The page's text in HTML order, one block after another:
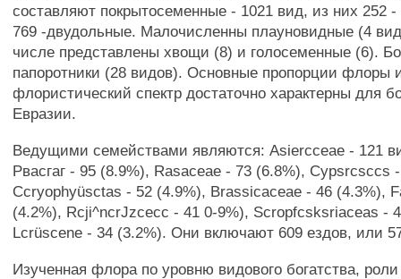
составляют покрытосеменные - 1021 вид, из них 252
769 -двудольные. Малочисленны плауновидные (4
числе представлены хвощи (8) и голосеменные (6).
папоротники (28 видов). Основные пропорции флоры
флористический спектр достаточно характерны для
Евразии.
Ведущими семействами являются: Asiercceae - 121
Рвасгаг - 95 (8.9%), Rasaceae - 73 (6.8%), Cypsrcsccs
Ccryophyüsctas - 52 (4.9%), Brassicaceae - 46 (4.3%),
(4.2%), Rcji^ncrJzcecc - 41 0-9%), Scropfcsksriaceas -
Lcrüscene - 34 (3.2%). Они включают 609 ездов, или
Изученная флора по уровню видового богатства,